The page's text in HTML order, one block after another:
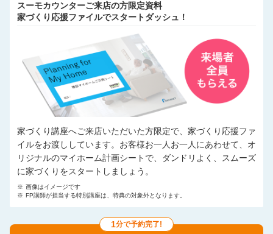
スーモカウンターご来店の方限定資料
家づくり応援ファイルでスタートダッシュ！
家づくり講座へご来店いただいた方限定で、家づくり応援ファ
イルをお渡ししています。お客様お一人お一人にあわせて、オ
リジナルのマイホーム計画シートで、ダンドリよく、スムーズ
に家づくりをスタートしましょう。
※ 画像はイメージです
※ FP講師が担当する特別講座は、特典の対象外となります。
1分で予約完了!